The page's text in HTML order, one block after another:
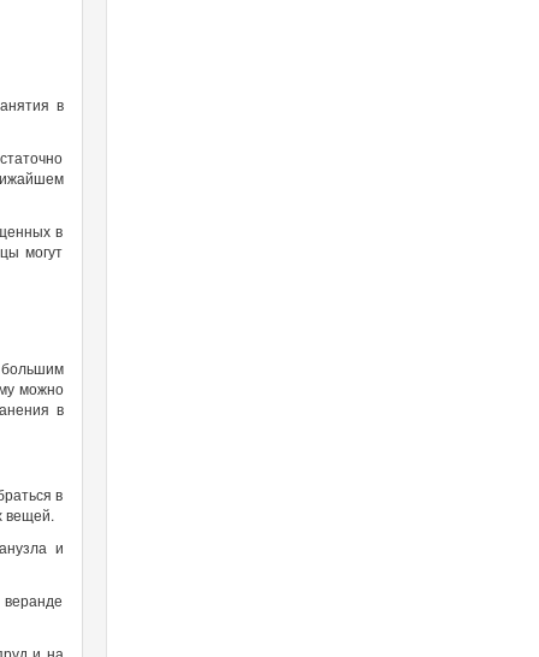
в
в
могут
большим
можно
в
в
вещей.
и
и на